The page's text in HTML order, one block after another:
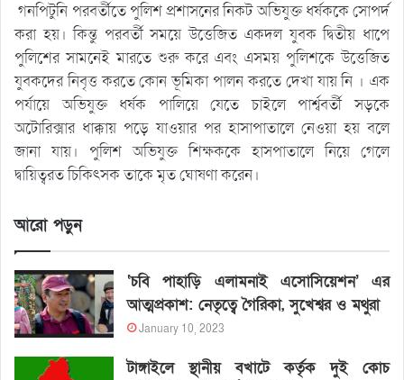
গনপিটুনি পরবর্তীতে পুলিশ প্রশাসনের নিকট অভিযুক্ত ধর্ষককে সোপর্দ
করা হয়। কিন্তু পরবর্তী সময়ে উত্তেজিত একদল যুবক দ্বিতীয় ধাপে
পুলিশের সামনেই মারতে শুরু করে এবং এসময় পুলিশকে উত্তেজিত
যুবকদের নিবৃত্ত করতে কোন ভূমিকা পালন করতে দেখা যায় নি । এক
পর্যায়ে অভিযুক্ত ধর্ষক পালিয়ে যেতে চাইলে পার্শ্ববর্তী সড়কে
অটোরিক্সার ধাক্কায় পড়ে যাওয়ার পর হাসাপাতালে নেওয়া হয় বলে
জানা যায়। পুলিশ অভিযুক্ত শিক্ষককে হাসপাতালে নিয়ে গেলে
দ্বায়িত্বরত চিকিৎসক তাকে মৃত ঘোষণা করেন।
আরো পড়ুন
‘চবি পাহাড়ি এলামনাই এসোসিয়েশন’ এর
আত্মপ্রকাশ: নেতৃত্বে গৈরিকা, সুখেশ্বর ও মথুরা
January 10, 2023
টাঙ্গাইলে স্থানীয় বখাটে কর্তৃক দুই কোচ